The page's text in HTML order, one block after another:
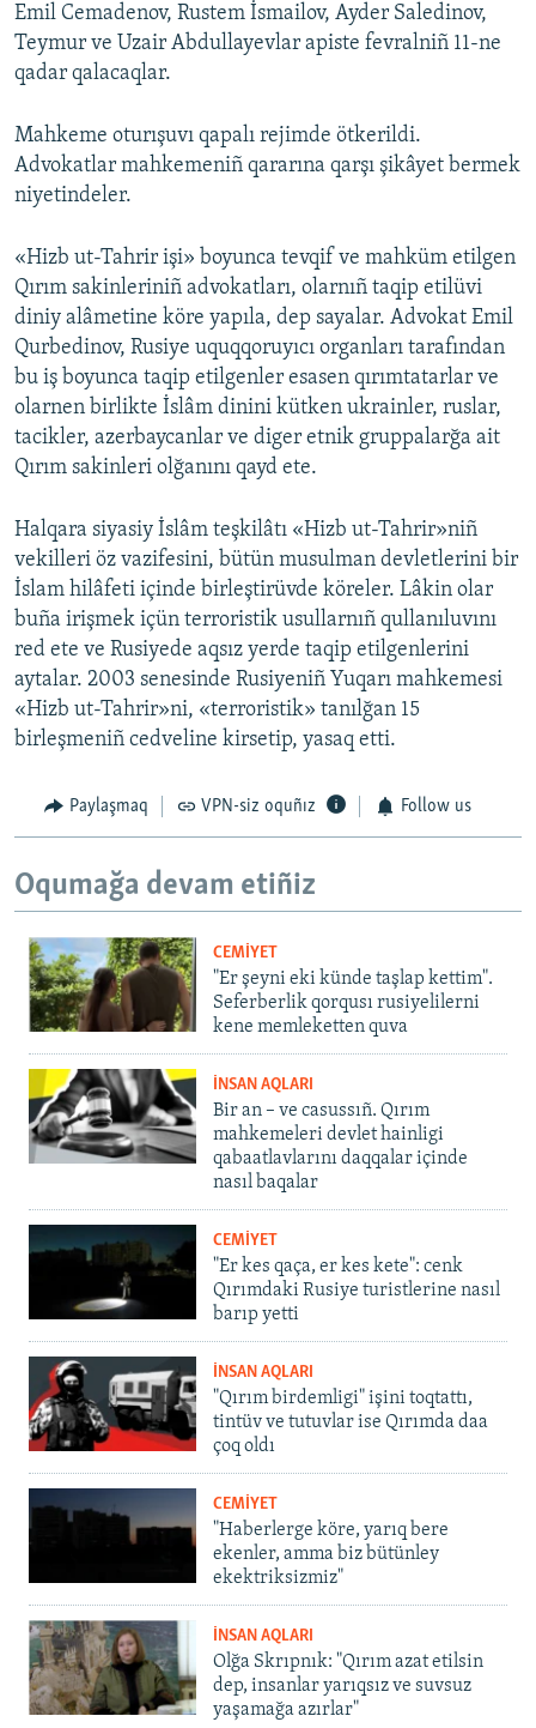
Emil Cemadenov, Rustem İsmailov, Ayder Saledinov,
Teymur ve Uzair Abdullayevlar apiste fevralniñ 11-ne
qadar qalacaqlar.
Mahkeme oturışuvı qapalı rejimde ötkerildi.
Advokatlar mahkemeniñ qararına qarşı şikâyet bermek
niyetindeler.
«Hizb ut-Tahrir işi» boyunca tevqif ve mahküm etilgen
Qırım sakinleriniñ advokatları, olarnıñ taqip etilüvi
diniy alâmetine köre yapıla, dep sayalar. Advokat Emil
Qurbedinov, Rusiye uquqqoruyıcı organları tarafından
bu iş boyunca taqip etilgenler esasen qırımtatarlar ve
olarnen birlikte İslâm dinini kütken ukrainler, ruslar,
tacikler, azerbaycanlar ve diger etnik gruppalarğa ait
Qırım sakinleri olğanını qayd ete.
Halqara siyasiy İslâm teşkilâtı «Hizb ut-Tahrir»niñ
vekilleri öz vazifesini, bütün musulman devletlerini bir
İslam hilâfeti içinde birleştirüvde köreler. Lâkin olar
buña irişmek içün terroristik usullarnıñ qullanıluvını
red ete ve Rusiyede aqsız yerde taqip etilgenlerini
aytalar. 2003 senesinde Rusiyeniñ Yuqarı mahkemesi
«Hizb ut-Tahrir»ni, «terroristik» tanılğan 15
birleşmeniñ cedveline kirsetip, yasaq etti.
Paylaşmaq VPN-siz oquñız Follow us
Oqumağa devam etiñiz
CEMİYET
"Er şeyni eki künde taşlap kettim".
Seferberlik qorqusı rusiyelilerni
kene memleketten quva
İNSAN AQLARI
Bir an – ve casussıñ. Qırım
mahkemeleri devlet hainligi
qabaatlavlarını daqqalar içinde
nasıl baqalar
CEMİYET
"Er kes qaça, er kes kete": cenk
Qırımdaki Rusiye turistlerine nasıl
barıp yetti
İNSAN AQLARI
"Qırım birdemligi" işini toqtattı,
tintüv ve tutuvlar ise Qırımda daa
çoq oldı
CEMİYET
"Haberlerge köre, yarıq bere
ekenler, amma biz bütünley
ekektriksizmiz"
İNSAN AQLARI
Olğa Skrıpnık: "Qırım azat etilsin
dep, insanlar yarıqsız ve suvsuz
yaşamağa azırlar"